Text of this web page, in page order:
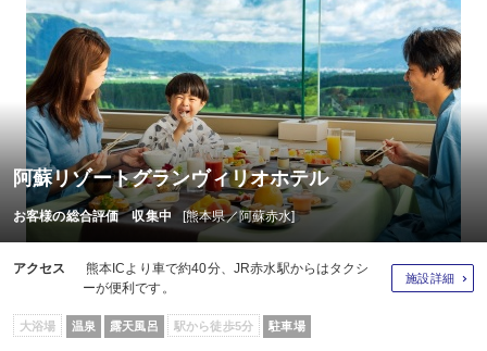
阿蘇リゾートグランヴィリオホテル
お客様の総合評価 収集中 [熊本県／阿蘇赤水]
アクセス
熊本ICより車で約40分、JR赤水駅からはタクシ
ーが便利です。
施設詳細
大浴場 温泉 露天風呂 駅から徒歩5分 駐車場